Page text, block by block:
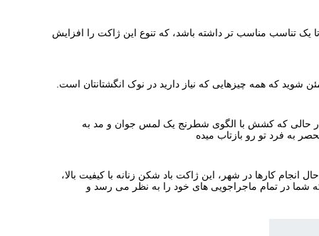
تناسب مناسب تر داشته باشد، که تنوع این ژاکت را افزایش
شوید که همه چیزهایی که نیاز دارید در نوک انگشتانتان است.
حالی که کشش با الگوی شطرنج یک لمس جوان و مد به
به فرد تو رو بازتاب ميده
کارها در شهر، این ژاکت باد شکن زنانه با کیفیت بالا،
شما در تمام ماجراجویی های خود را به نظر می رسد و